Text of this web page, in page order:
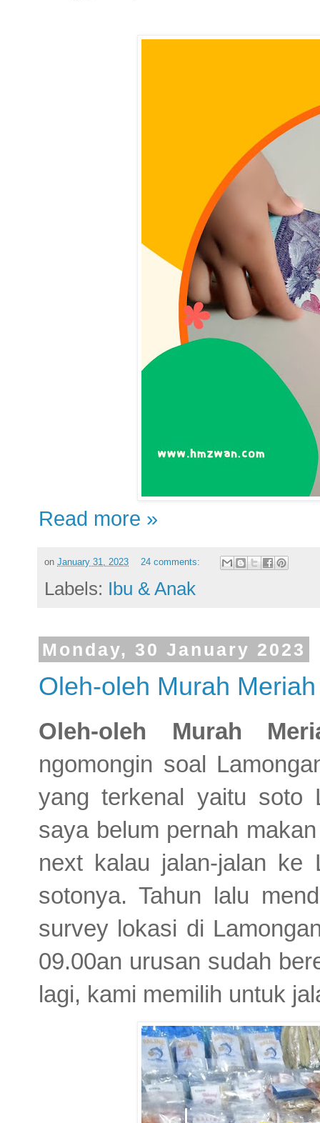
Read more »
on January 31, 2023 24 comments:
Labels: Ibu & Anak
Monday, 30 January 2023
Oleh-oleh Murah
Oleh-oleh Murah
ngomongin soal
yang terkenal yaitu soto
saya belum pernah
next kalau jalan-jalan ke
sotonya. Tahun lalu
survey lokasi di
09.00an urusan sudah
lagi, kami memilih untuk